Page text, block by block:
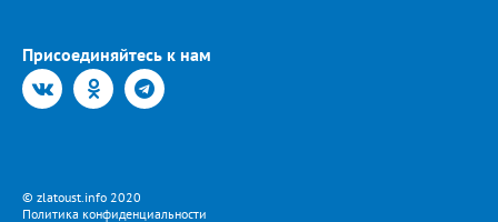
Присоединяйтесь к нам
© zlatoust.info 2020
Политика конфиденциальности